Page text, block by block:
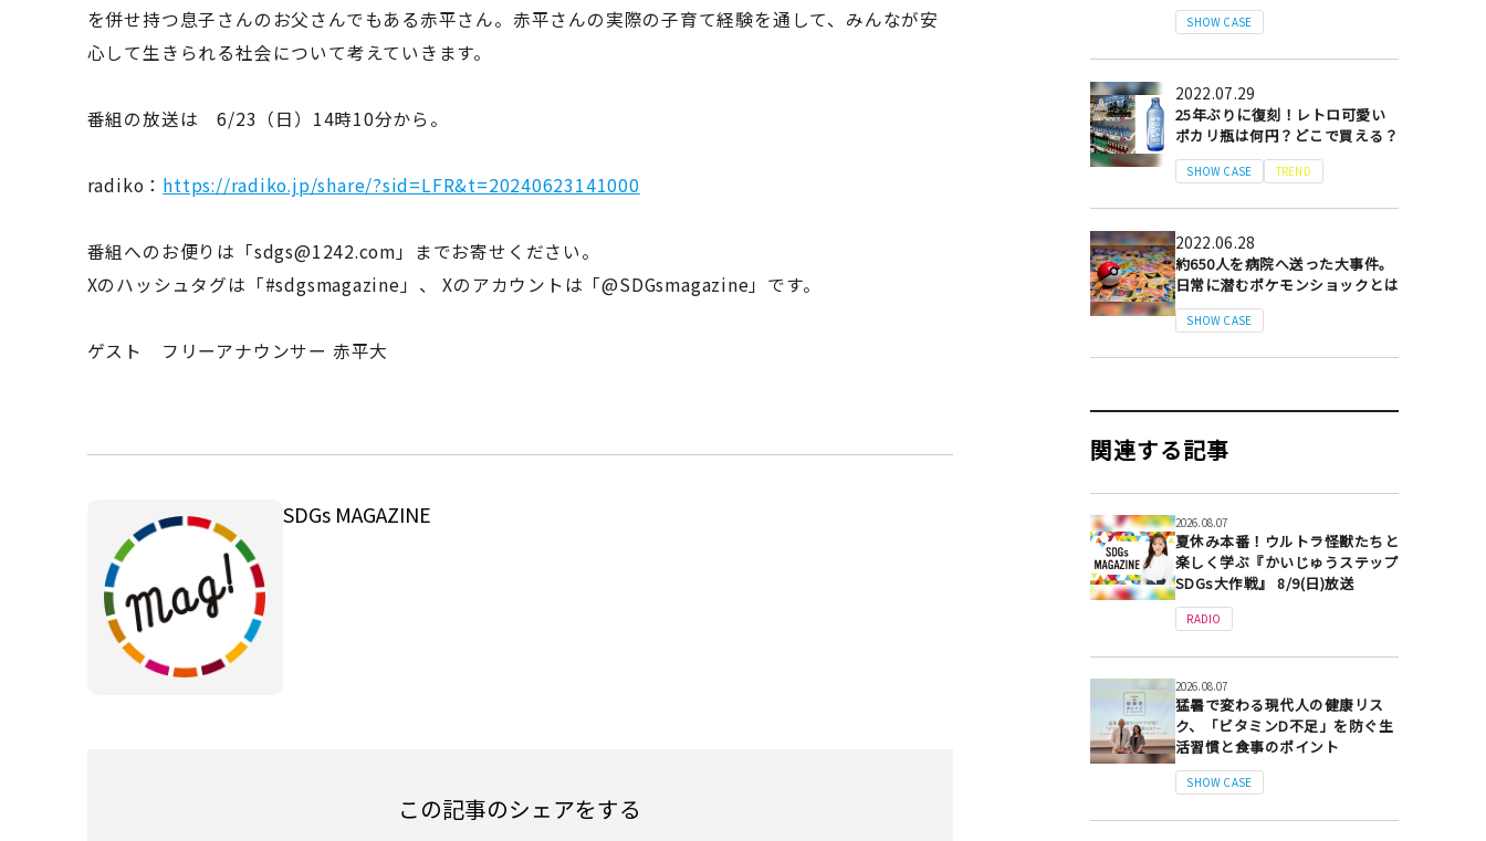
を併せ持つ息子さんのお父さんでもある赤平さん。赤平さんの実際の子育て経験を通して、みんなが安
心して生きられる社会について考えていきます。
番組の放送は 6/23（日）14時10分から。
radiko： https://radiko.jp/share/?sid=LFR&t=20240623141000
番組へのお便りは「sdgs@1242.com」までお寄せください。
Xのハッシュタグは「#sdgsmagazine」、 Xのアカウントは「@SDGsmagazine」です。
ゲスト フリーアナウンサー 赤平大
SDGs MAGAZINE
この記事のシェアをする
SHOW CASE
2022.07.29
25年ぶりに復刻！レトロ可愛い
ポカリ瓶は何円？どこで買える？
SHOW CASE TREND
2022.06.28
約650人を病院へ送った大事件。
日常に潜むポケモンショックとは
SHOW CASE
関連する記事
2026.08.07
夏休み本番！ウルトラ怪獣たちと
楽しく学ぶ『かいじゅうステップ
SDGs大作戦』 8/9(日)放送
RADIO
2026.08.07
猛暑で変わる現代人の健康リス
ク、「ビタミンD不足」を防ぐ生
活習慣と食事のポイント
SHOW CASE